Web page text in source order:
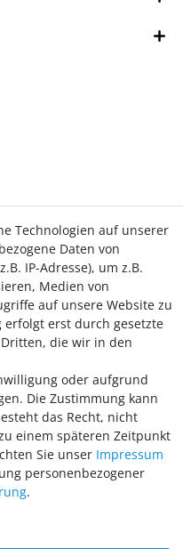
Kontakt
sicheren und bequemen
Technologien auf unserer
Daten von
IP-Adresse), um z.B.
Medien von
auf unsere Website zu
erst durch gesetzte
die wir in den
oder aufgrund
Die Zustimmung kann
das Recht, nicht
einem späteren Zeitpunkt
Sie unser Impressum
personenbezogener
.